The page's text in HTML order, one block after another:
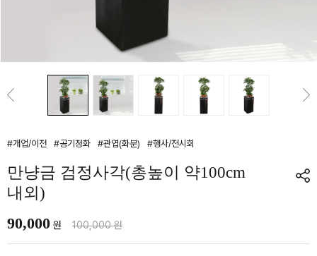
#개업/이전 #공기정화 #관엽(화분) #행사/전시회
만냥금 검정사각(총높이 약100cm
내외)
90,000 원 100,000 원